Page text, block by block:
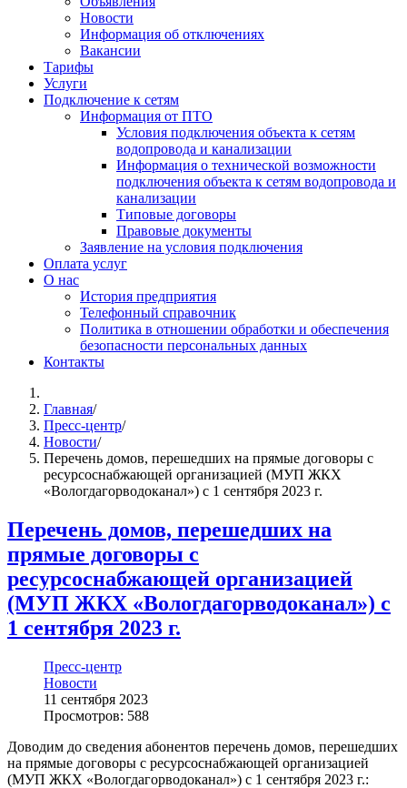
Новости
Информация об отключениях
Вакансии
Тарифы
Услуги
Подключение к сетям
Информация от ПТО
Условия подключения объекта к сетям
водопровода и канализации
Информация о технической возможности
подключения объекта к сетям водопровода и
канализации
Типовые договоры
Правовые документы
Заявление на условия подключения
Оплата услуг
О нас
История предприятия
Телефонный справочник
Политика в отношении обработки и обеспечения
безопасности персональных данных
Контакты
Главная/
Пресс-центр/
Новости/
Перечень домов, перешедших на прямые договоры с
ресурсоснабжающей организацией (МУП ЖКХ
«Вологдагорводоканал») с 1 сентября 2023 г.
Перечень домов, перешедших на
прямые договоры с
ресурсоснабжающей организацией
(МУП ЖКХ «Вологдагорводоканал») с
1 сентября 2023 г.
Пресс-центр
Новости
11 сентября 2023
Просмотров: 588
Доводим до сведения абонентов перечень домов, перешедших
на прямые договоры с ресурсоснабжающей организацией
(МУП ЖКХ «Вологдагорводоканал») с 1 сентября 2023 г.: